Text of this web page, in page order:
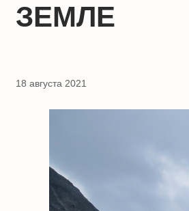
ЗЕМЛЕ
18 августа 2021